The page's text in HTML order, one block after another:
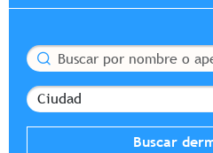
Buscar
Ciudad